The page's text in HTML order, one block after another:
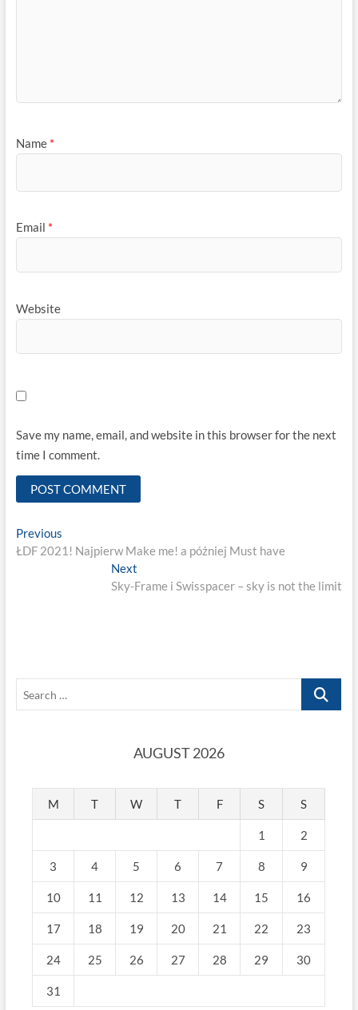
Name *
Email *
Website
Save my name, email, and website in this browser for the next
time I comment.
Post
navigation
PreviousPrevious
post:
ŁDF 2021! Najpierw Make me! a póżniej Must have
Next
post:
Sky-Frame i Swisspacer – sky is not the limit
Search
AUGUST 2026
M T W T F S S
1 2
3 4 5 6 7 8 9
10 11 12 13 14 15 16
17 18 19 20 21 22 23
24 25 26 27 28 29 30
31